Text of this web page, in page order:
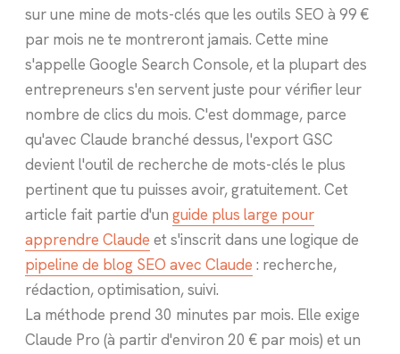
sur une mine de mots-clés que les outils SEO à 99 €
par mois ne te montreront jamais. Cette mine
s'appelle Google Search Console, et la plupart des
entrepreneurs s'en servent juste pour vérifier leur
nombre de clics du mois. C'est dommage, parce
qu'avec Claude branché dessus, l'export GSC
devient l'outil de recherche de mots-clés le plus
pertinent que tu puisses avoir, gratuitement. Cet
article fait partie d'un guide plus large pour
apprendre Claude et s'inscrit dans une logique de
pipeline de blog SEO avec Claude : recherche,
rédaction, optimisation, suivi.
La méthode prend 30 minutes par mois. Elle exige
Claude Pro (à partir d'environ 20 € par mois) et un